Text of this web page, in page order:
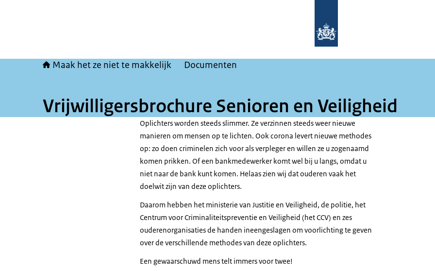
Maak het ze niet te makkelijk Documenten
Vrijwilligersbrochure Senioren en Veiligheid
Oplichters worden steeds slimmer. Ze verzinnen steeds weer nieuwe
manieren om mensen op te lichten. Ook corona levert nieuwe methodes
op: zo doen criminelen zich voor als verpleger en willen ze u zogenaamd
komen prikken. Of een bankmedewerker komt wel bij u langs, omdat u
niet naar de bank kunt komen. Helaas zien wij dat ouderen vaak het
doelwit zijn van deze oplichters.
Daarom hebben het ministerie van Justitie en Veiligheid, de politie, het
Centrum voor Criminaliteitspreventie en Veiligheid (het CCV) en zes
ouderenorganisaties de handen ineengeslagen om voorlichting te geven
over de verschillende methodes van deze oplichters.
Een gewaarschuwd mens telt immers voor twee!